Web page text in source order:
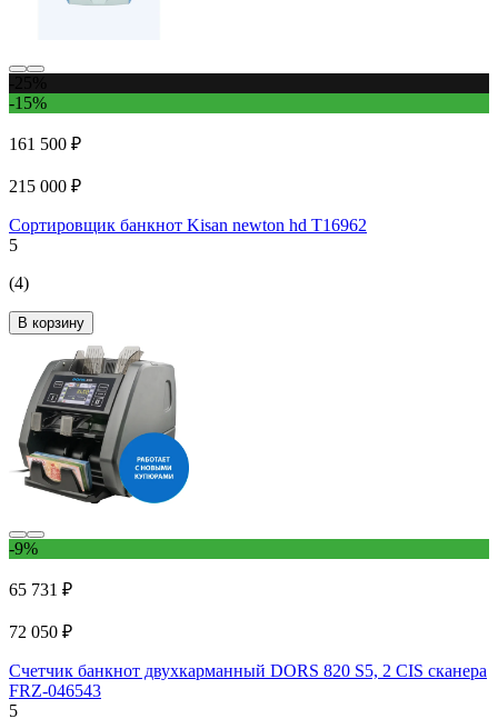
-15%
161 500 ₽
215 000 ₽
Сортировщик банкнот Kisan newton hd Т16962
5
(4)
В корзину
-9%
65 731 ₽
72 050 ₽
Счетчик банкнот двухкарманный DORS 820 S5, 2 CIS сканера
FRZ-046543
5